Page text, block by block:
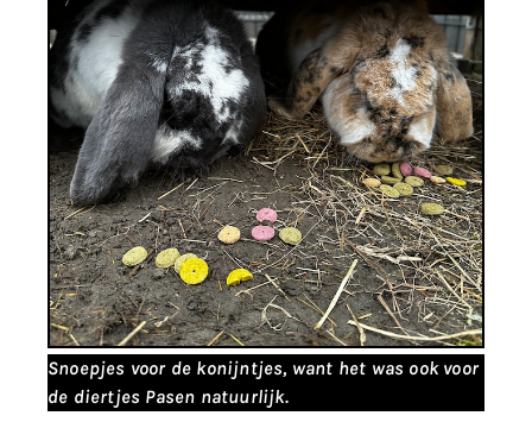
Snoepjes voor de konijntjes, want het was ook voor
de diertjes Pasen natuurlijk.